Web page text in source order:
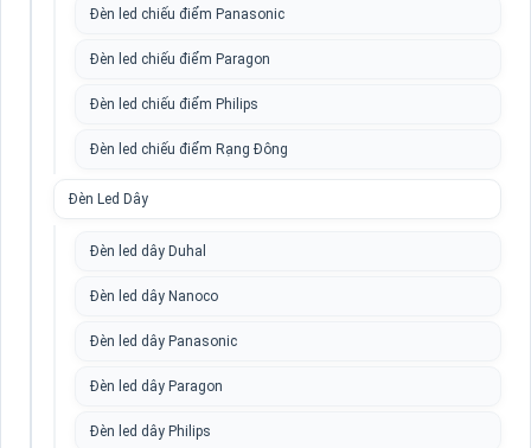
Đèn led chiếu điểm Panasonic
Đèn led chiếu điểm Paragon
Đèn led chiếu điểm Philips
Đèn led chiếu điểm Rạng Đông
Đèn Led Dây
Đèn led dây Duhal
Đèn led dây Nanoco
Đèn led dây Panasonic
Đèn led dây Paragon
Đèn led dây Philips